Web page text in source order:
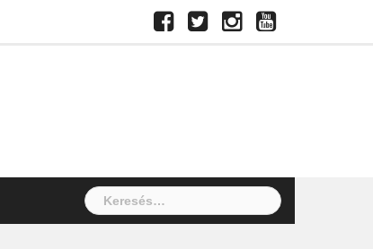
Facebook
TwitterInstagramYoutube
Keresés: